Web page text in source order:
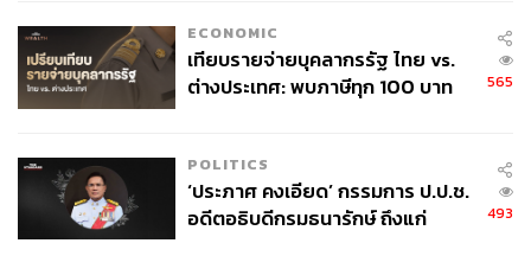
เหล่านี้ ไปสร้างคอนเนกชันดีๆ ไว้ แสดงให้เห็นไปเลยว่าเรามี
จุดเด่นอะไร ต้องการอะไร และก็ได้โอกาสมาจริงๆ ตอนที่ไป
คุยกับเจ้าของ ก็บอกเขาชัดเจนเลยว่าไปช่วยช่วงหนึ่งนะ ใส่
จากที่ได้เข้าไปดูช่วงหนึ่งก็ต่อยอดมาเป็นเรื่องที่สองคือผมได้
ค้นพบว่า ‘เงินไม่ใช่จุดสำเร็จที่แท้จริงเสมอไป’ จำนวนเงินมัน
เป็นเพียงแค่ตัววัดตัวหนึ่ง ‘เราต้องหาตัวแปร ไม่ใช่ตัววัด’
ECONOMIC
เทียบรายจ่ายบุคลากรรัฐ ไทย vs.
ต่างประเทศ: พบภาษีทุก 100 บาท
565
POLITICS
‘ประภาศ คงเอียด’ กรรมการ ป.ป.ช.
อดีตอธิบดีกรมธนารักษ์ ถึงแก่
493